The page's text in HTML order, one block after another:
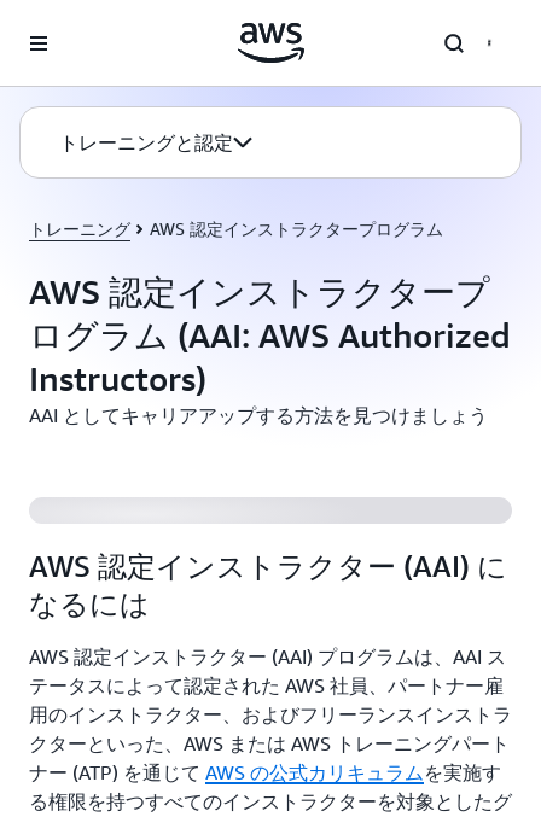
トレーニングと認定
トレーニング AWS 認定インストラクタープログラム
AWS 認定インストラクタープ
ログラム (AAI: AWS Authorized
Instructors)
AAI としてキャリアアップする方法を見つけましょう
AWS 認定インストラクター (AAI) に
なるには
AWS 認定インストラクター (AAI) プログラムは、AAI ス
テータスによって認定された AWS 社員、パートナー雇
用のインストラクター、およびフリーランスインストラ
クターといった、AWS または AWS トレーニングパート
ナー (ATP) を通じて AWS の公式カリキュラムを実施す
る権限を持つすべてのインストラクターを対象としたグ
AWS 認定インストラクター (AAI) になるには